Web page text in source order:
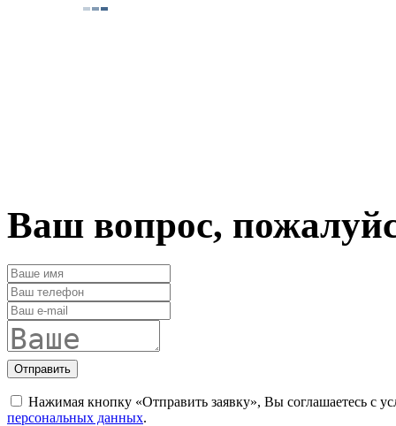
Ваш вопрос,
Отправить
Нажимая кнопку «Отправить заявку», Вы соглашаетесь с
персональных данных.